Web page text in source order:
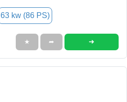
63 kw (86 PS)
★ ➦ ➜